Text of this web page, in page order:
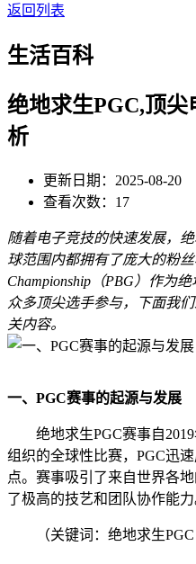
返回列表
生活百科
绝地求生PGC,顶
析
更新日期：2025-08-20
查看次数：17
随着电子竞技的快速发展，
球范围内都拥有了庞大的粉
Championship（PBG）作为
众多顶尖选手参与，下面我
关内容。
一、PGC赛事的起源与发展
绝地求生PGC赛事自
组织的全球性比赛，PGC迅
点。赛事吸引了来自世界各
了极高的技艺和团队协作能力
（关键词：绝地求生